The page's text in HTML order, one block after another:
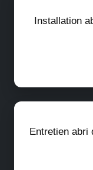
Installation
Entretien abri